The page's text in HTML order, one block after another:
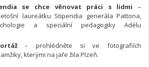
se chce věnovat práci s lidmi –
laureátku Stipendia generála Pattona,
a speciální pedagogiky Adélu
– prohlédněte si ve fotografiích
kterými na jaře žila Plzeň.